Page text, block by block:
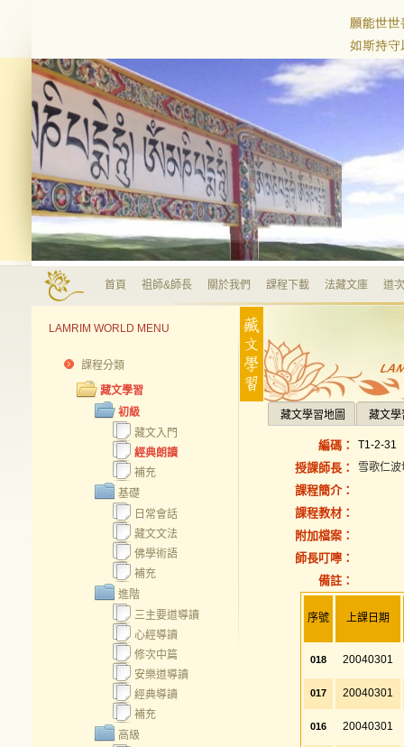
首頁 祖師&師長 關於我們 課程下載 法藏文庫 道
LAMRIM WORLD MENU
課程分類
藏文學習
初級
藏文入門
經典朗讀
補充
基礎
日常會話
藏文文法
佛學術語
補充
進階
三主要道導讀
心經導讀
修次中篇
安樂道導讀
經典導讀
補充
高級
藏文學習地圖 藏文學
編碼： T1-2-31
授課師長： 雪歌仁波
課程簡介：
課程教材：
附加檔案：
師長叮嚀：
備註：
序號 上課日期
018 20040301
017 20040301
016 20040301